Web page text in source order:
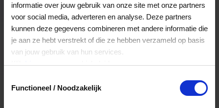
informatie over jouw gebruik van onze site met onze partners
voor social media, adverteren en analyse. Deze partners
kunnen deze gegevens combineren met andere informatie die
je aan ze hebt verstrekt of die ze hebben verzameld op basis
van jouw gebruik van hun services.
Klikhiervoor ons cookiebeleid.
Functioneel / Noodzakelijk